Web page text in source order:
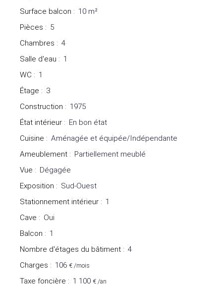
Surface balcon : 10 m²
Pièces : 5
Chambres : 4
Salle d'eau : 1
WC : 1
Étage : 3
Construction : 1975
État intérieur : En bon état
Cuisine : Aménagée et équipée/Indépendante
Ameublement : Partiellement meublé
Vue : Dégagée
Exposition : Sud-Ouest
Stationnement intérieur : 1
Cave : Oui
Balcon : 1
Nombre d'étages du bâtiment : 4
Charges : 106 € /mois
Taxe foncière : 1 100 € /an